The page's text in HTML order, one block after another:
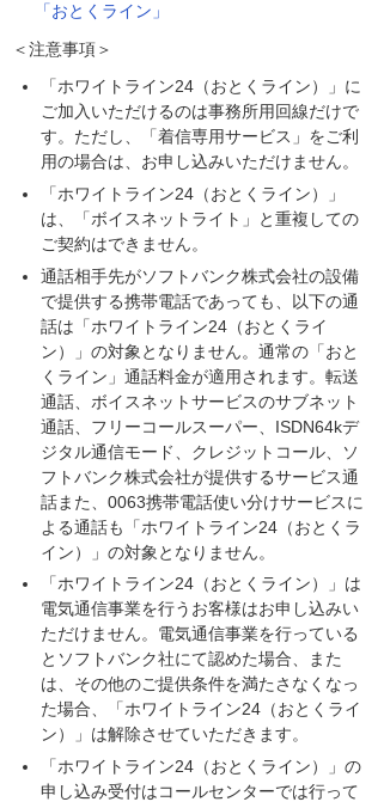
「おとくライン」
＜注意事項＞
「ホワイトライン24（おとくライン）」に
ご加入いただけるのは事務所用回線だけで
す。ただし、「着信専用サービス」をご利
用の場合は、お申し込みいただけません。
「ホワイトライン24（おとくライン）」
は、「ボイスネットライト」と重複しての
ご契約はできません。
通話相手先がソフトバンク株式会社の設備
で提供する携帯電話であっても、以下の通
話は「ホワイトライン24（おとくライ
ン）」の対象となりません。通常の「おと
くライン」通話料金が適用されます。転送
通話、ボイスネットサービスのサブネット
通話、フリーコールスーパー、ISDN64kデ
ジタル通信モード、クレジットコール、ソ
フトバンク株式会社が提供するサービス通
話また、0063携帯電話使い分けサービスに
よる通話も「ホワイトライン24（おとくラ
イン）」の対象となりません。
「ホワイトライン24（おとくライン）」は
電気通信事業を行うお客様はお申し込みい
ただけません。電気通信事業を行っている
とソフトバンク社にて認めた場合、また
は、その他のご提供条件を満たさなくなっ
た場合、「ホワイトライン24（おとくライ
ン）」は解除させていただきます。
「ホワイトライン24（おとくライン）」の
申し込み受付はコールセンターでは行って